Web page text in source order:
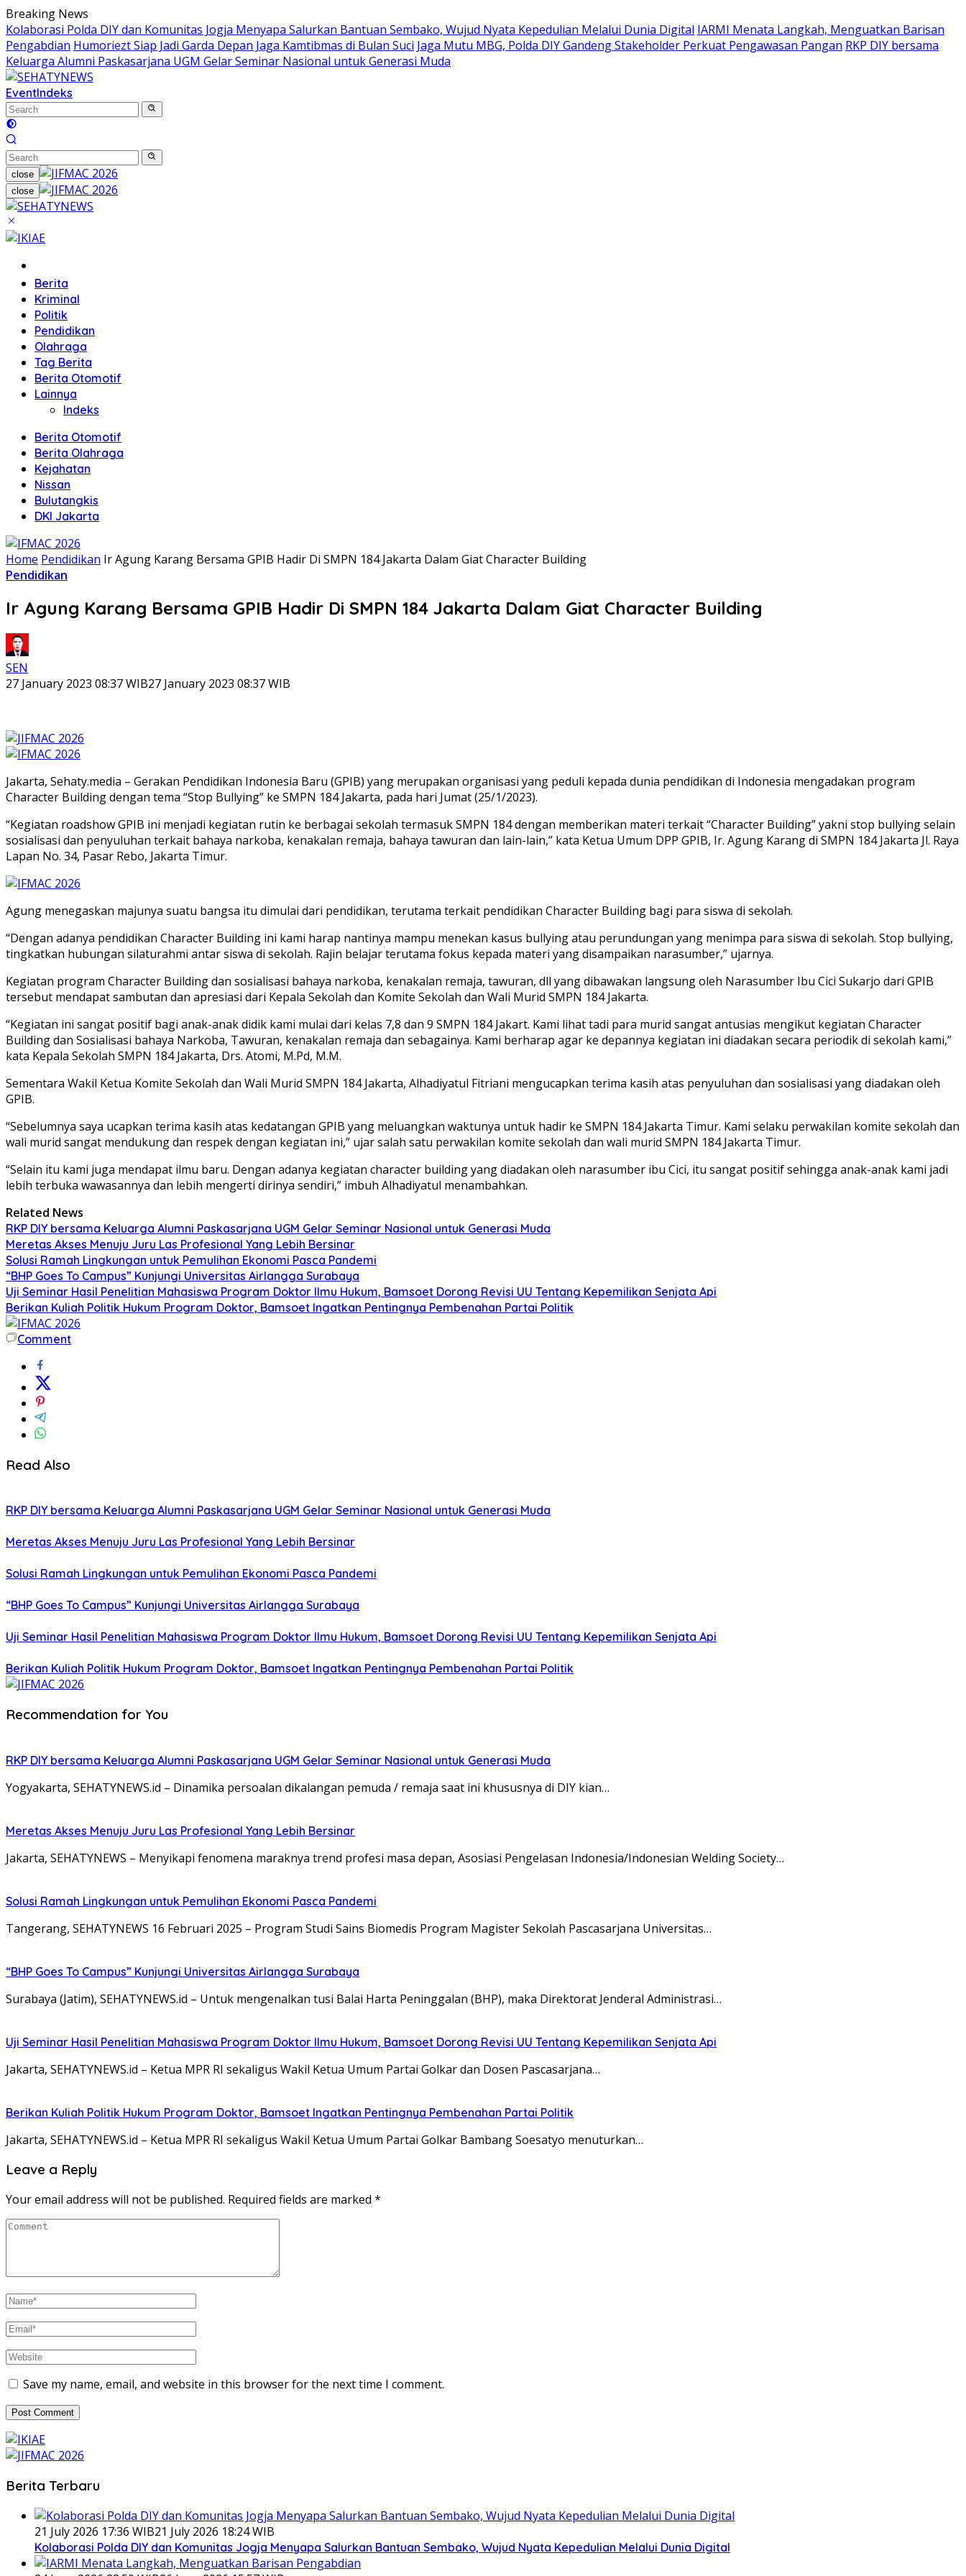
Skip
to
content
Breaking News
Kolaborasi Polda DIY dan Komunitas Jogja Menyapa Salurkan Bantuan Sembako, Wujud Nyata Kepedulian Melalui Dunia Digital IARMI Menata Langkah, Menguatkan Barisan
Pengabdian Humoriezt Siap Jadi Garda Depan Jaga Kamtibmas di Bulan Suci Jaga Mutu MBG, Polda DIY Gandeng Stakeholder Perkuat Pengawasan Pangan RKP DIY bersama
Keluarga Alumni Paskasarjana UGM Gelar Seminar Nasional untuk Generasi Muda
EventIndeks
close
close
Berita
Kriminal
Politik
Pendidikan
Olahraga
Tag Berita
Berita Otomotif
Lainnya
Indeks
Berita Otomotif
Berita Olahraga
Kejahatan
Nissan
Bulutangkis
DKI Jakarta
Home Pendidikan Ir Agung Karang Bersama GPIB Hadir Di SMPN 184 Jakarta Dalam Giat Character Building
Pendidikan
Ir Agung Karang Bersama GPIB Hadir Di SMPN 184 Jakarta Dalam Giat Character Building
SEN
27 January 2023 08:37 WIB27 January 2023 08:37 WIB
Jakarta, Sehaty.media – Gerakan Pendidikan Indonesia Baru (GPIB) yang merupakan organisasi yang peduli kepada dunia pendidikan di Indonesia mengadakan program
Character Building dengan tema “Stop Bullying” ke SMPN 184 Jakarta, pada hari Jumat (25/1/2023).
“Kegiatan roadshow GPIB ini menjadi kegiatan rutin ke berbagai sekolah termasuk SMPN 184 dengan memberikan materi terkait “Character Building” yakni stop bullying selain
sosialisasi dan penyuluhan terkait bahaya narkoba, kenakalan remaja, bahaya tawuran dan lain-lain,” kata Ketua Umum DPP GPIB, Ir. Agung Karang di SMPN 184 Jakarta Jl. Raya
Lapan No. 34, Pasar Rebo, Jakarta Timur.
Agung menegaskan majunya suatu bangsa itu dimulai dari pendidikan, terutama terkait pendidikan Character Building bagi para siswa di sekolah.
“Dengan adanya pendidikan Character Building ini kami harap nantinya mampu menekan kasus bullying atau perundungan yang menimpa para siswa di sekolah. Stop bullying,
tingkatkan hubungan silaturahmi antar siswa di sekolah. Rajin belajar terutama fokus kepada materi yang disampaikan narasumber,” ujarnya.
Kegiatan program Character Building dan sosialisasi bahaya narkoba, kenakalan remaja, tawuran, dll yang dibawakan langsung oleh Narasumber Ibu Cici Sukarjo dari GPIB
tersebut mendapat sambutan dan apresiasi dari Kepala Sekolah dan Komite Sekolah dan Wali Murid SMPN 184 Jakarta.
“Kegiatan ini sangat positif bagi anak-anak didik kami mulai dari kelas 7,8 dan 9 SMPN 184 Jakart. Kami lihat tadi para murid sangat antusias mengikut kegiatan Character
Building dan Sosialisasi bahaya Narkoba, Tawuran, kenakalan remaja dan sebagainya. Kami berharap agar ke depannya kegiatan ini diadakan secara periodik di sekolah kami,”
kata Kepala Sekolah SMPN 184 Jakarta, Drs. Atomi, M.Pd, M.M.
Sementara Wakil Ketua Komite Sekolah dan Wali Murid SMPN 184 Jakarta, Alhadiyatul Fitriani mengucapkan terima kasih atas penyuluhan dan sosialisasi yang diadakan oleh
GPIB.
“Sebelumnya saya ucapkan terima kasih atas kedatangan GPIB yang meluangkan waktunya untuk hadir ke SMPN 184 Jakarta Timur. Kami selaku perwakilan komite sekolah dan
wali murid sangat mendukung dan respek dengan kegiatan ini,” ujar salah satu perwakilan komite sekolah dan wali murid SMPN 184 Jakarta Timur.
“Selain itu kami juga mendapat ilmu baru. Dengan adanya kegiatan character building yang diadakan oleh narasumber ibu Cici, itu sangat positif sehingga anak-anak kami jadi
lebih terbuka wawasannya dan lebih mengerti dirinya sendiri,” imbuh Alhadiyatul menambahkan.
Related News
RKP DIY bersama Keluarga Alumni Paskasarjana UGM Gelar Seminar Nasional untuk Generasi Muda
Meretas Akses Menuju Juru Las Profesional Yang Lebih Bersinar
Solusi Ramah Lingkungan untuk Pemulihan Ekonomi Pasca Pandemi
“BHP Goes To Campus” Kunjungi Universitas Airlangga Surabaya
Uji Seminar Hasil Penelitian Mahasiswa Program Doktor Ilmu Hukum, Bamsoet Dorong Revisi UU Tentang Kepemilikan Senjata Api
Berikan Kuliah Politik Hukum Program Doktor, Bamsoet Ingatkan Pentingnya Pembenahan Partai Politik
Comment
Read Also
RKP DIY bersama Keluarga Alumni Paskasarjana UGM Gelar Seminar Nasional untuk Generasi Muda
Meretas Akses Menuju Juru Las Profesional Yang Lebih Bersinar
Solusi Ramah Lingkungan untuk Pemulihan Ekonomi Pasca Pandemi
“BHP Goes To Campus” Kunjungi Universitas Airlangga Surabaya
Uji Seminar Hasil Penelitian Mahasiswa Program Doktor Ilmu Hukum, Bamsoet Dorong Revisi UU Tentang Kepemilikan Senjata Api
Berikan Kuliah Politik Hukum Program Doktor, Bamsoet Ingatkan Pentingnya Pembenahan Partai Politik
Recommendation for You
RKP DIY bersama Keluarga Alumni Paskasarjana UGM Gelar Seminar Nasional untuk Generasi Muda
Yogyakarta, SEHATYNEWS.id – Dinamika persoalan dikalangan pemuda / remaja saat ini khususnya di DIY kian…
Meretas Akses Menuju Juru Las Profesional Yang Lebih Bersinar
Jakarta, SEHATYNEWS – Menyikapi fenomena maraknya trend profesi masa depan, Asosiasi Pengelasan Indonesia/Indonesian Welding Society…
Solusi Ramah Lingkungan untuk Pemulihan Ekonomi Pasca Pandemi
Tangerang, SEHATYNEWS 16 Februari 2025 – Program Studi Sains Biomedis Program Magister Sekolah Pascasarjana Universitas…
“BHP Goes To Campus” Kunjungi Universitas Airlangga Surabaya
Surabaya (Jatim), SEHATYNEWS.id – Untuk mengenalkan tusi Balai Harta Peninggalan (BHP), maka Direktorat Jenderal Administrasi…
Uji Seminar Hasil Penelitian Mahasiswa Program Doktor Ilmu Hukum, Bamsoet Dorong Revisi UU Tentang Kepemilikan Senjata Api
Jakarta, SEHATYNEWS.id – Ketua MPR RI sekaligus Wakil Ketua Umum Partai Golkar dan Dosen Pascasarjana…
Berikan Kuliah Politik Hukum Program Doktor, Bamsoet Ingatkan Pentingnya Pembenahan Partai Politik
Jakarta, SEHATYNEWS.id – Ketua MPR RI sekaligus Wakil Ketua Umum Partai Golkar Bambang Soesatyo menuturkan…
Leave a Reply
Your email address will not be published. Required fields are marked *
Save my name, email, and website in this browser for the next time I comment.
Berita Terbaru
21 July 2026 17:36 WIB21 July 2026 18:24 WIB
Kolaborasi Polda DIY dan Komunitas Jogja Menyapa Salurkan Bantuan Sembako, Wujud Nyata Kepedulian Melalui Dunia Digital